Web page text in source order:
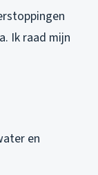
Ik raad mijn
en